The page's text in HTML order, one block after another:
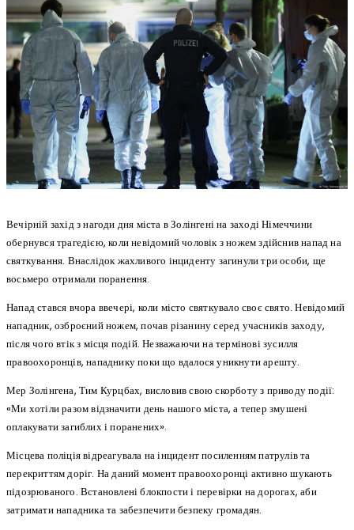
Вечірній захід з нагоди дня міста в Золінгені на заході Німеччини
обернувся трагедією, коли невідомий чоловік з ножем здійснив напад на
святкування. Внаслідок жахливого інциденту загинули три особи, ще
восьмеро отримали поранення.
Напад стався вчора ввечері, коли місто святкувало своє свято. Невідомий
нападник, озброєний ножем, почав різанину серед учасників заходу,
після чого втік з місця подій. Незважаючи на термінові зусилля
правоохоронців, нападнику поки що вдалося уникнути арешту.
Мер Золінгена, Тим Курцбах, висловив свою скорботу з приводу події:
«Ми хотіли разом відзначити день нашого міста, а тепер змушені
оплакувати загиблих і поранених».
Місцева поліція відреагувала на інцидент посиленням патрулів та
перекриттям доріг. На даний момент правоохоронці активно шукають
підозрюваного. Встановлені блокпости і перевірки на дорогах, аби
затримати нападника та забезпечити безпеку громадян.